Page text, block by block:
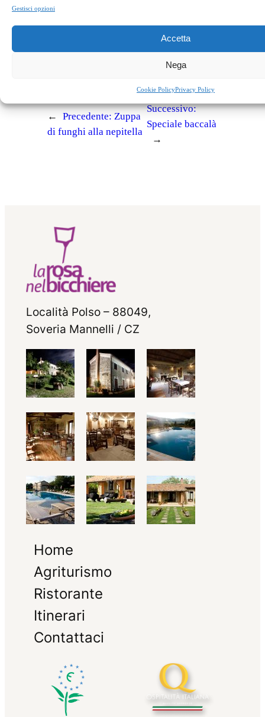
Gestisci opzioni
Accetta
Nega
Cookie PolicyPrivacy Policy
facebooktwitterlinkedinwhatsapptelegram
pinterest email link
← Precedente: Zuppa
di funghi alla nepitella
Successivo:
Speciale baccalà
→
Località Polso – 88049,
Soveria Mannelli / CZ
Home
Agriturismo
Ristorante
Itinerari
Contattaci